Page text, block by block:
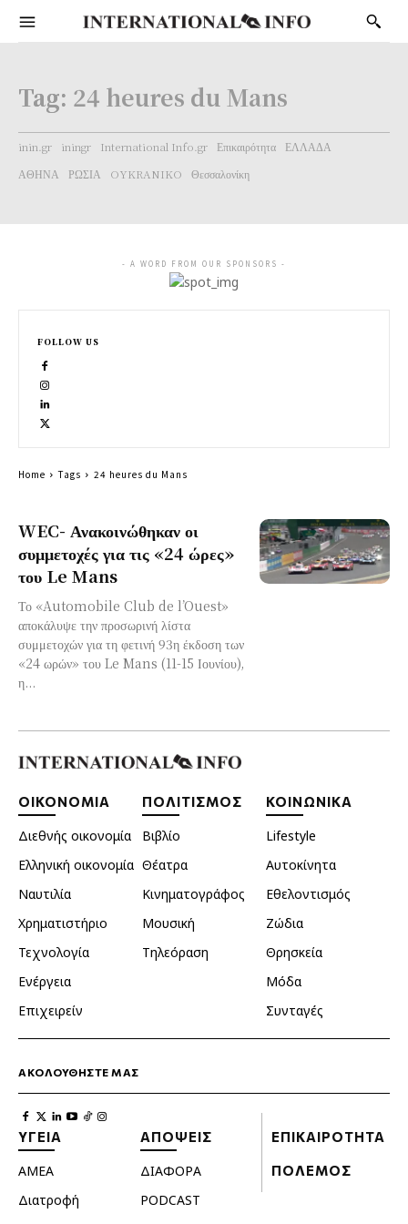
Tag: 24 heures du Mans
inin.gr iningr International Info.gr Επικαιρότητα
ΕΛΛΑΔΑ
ΑΘΗΝΑ
ΡΩΣΙΑ OYKRANIKO Θεσσαλονίκη
WEC- Ανακοινώθηκαν οι
συμμετοχές για τις «24 ώρες»
του Le Mans
Το «Automobile Club de l’Ouest»
αποκάλυψε την προσωρινή λίστα
συμμετοχών για τη φετινή 93η έκδοση των
«24 ωρών» του Le Mans (11-15 Ιουνίου),
η...
- A WORD FROM OUR SPONSORS -
FOLLOW US
Home Tags 24 heures du Mans
ΟΙΚΟΝΟΜΙΑ
Διεθνής οικονομία
Ελληνική οικονομία
Ναυτιλία
Χρηματιστήριο
Τεχνολογία
Ενέργεια
Επιχειρείν
ΠΟΛΙΤΙΣΜΟΣ
Βιβλίο
Θέατρα
Κινηματογράφος
Μουσική
Τηλεόραση
ΚΟΙΝΩΝΙΚΑ
Lifestyle
Αυτοκίνητα
Εθελοντισμός
Ζώδια
Θρησκεία
Μόδα
Συνταγές
ΑΚΟΛΟΥΘΗΣΤΕ ΜΑΣ
ΥΓΕΙΑ
ΑΜΕΑ
Διατροφή
ΑΠΟΨΕΙΣ
ΔΙΑΦΟΡΑ
PODCAST
ΕΠΙΚΑΙΡΟΤΗΤΑ
ΠΟΛΕΜΟΣ